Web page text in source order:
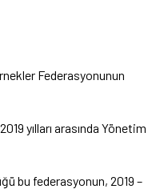
Federasyonunun
yılları arasında Yönetim
bu federasyonun, 2019 –